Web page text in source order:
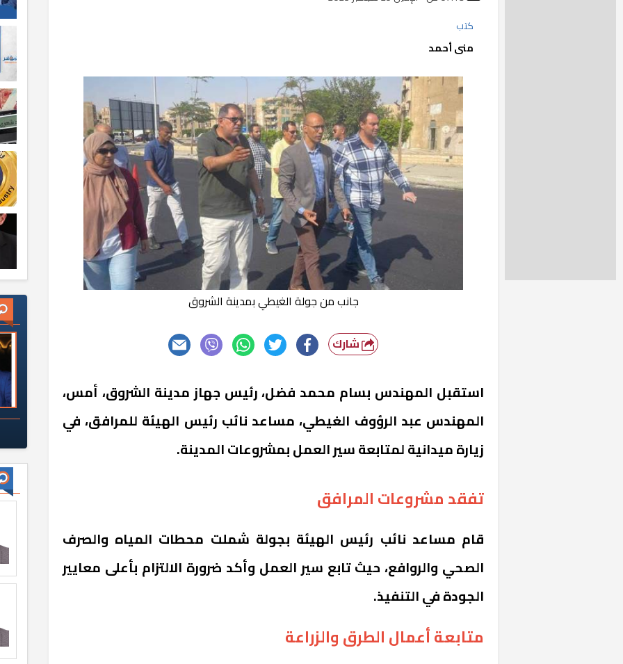
كتب
منى أحمد
جانب من جولة الغيطي بمدينة الشروق
شارك
استقبل المهندس بسام محمد فضل، رئيس جهاز مدينة الشروق، أمس،
المهندس عبد الرؤوف الغيطي، مساعد نائب رئيس الهيئة للمرافق، في
زيارة ميدانية لمتابعة سير العمل بمشروعات المدينة.
تفقد مشروعات المرافق
قام مساعد نائب رئيس الهيئة بجولة شملت محطات المياه والصرف
الصحي والروافع، حيث تابع سير العمل وأكد ضرورة الالتزام بأعلى معايير
الجودة في التنفيذ.
متابعة أعمال الطرق والزراعة